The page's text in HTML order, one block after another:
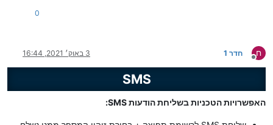
0
ח
מנותק
חדר 1 3 באוק׳ 2021, 16:44
SMS
האפשרויות הטכניות בשליחת הודעות SMS: